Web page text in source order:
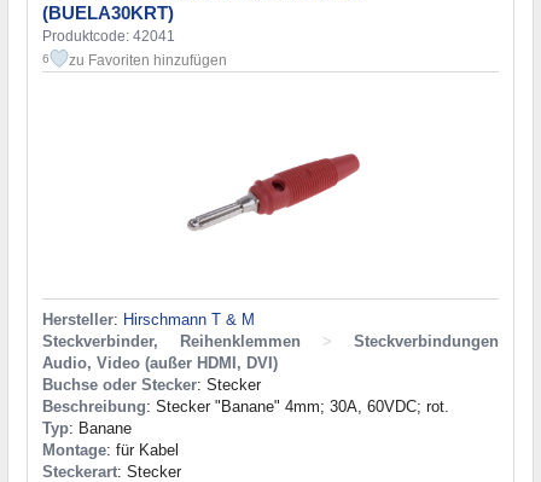
(BUELA30KRT)
Produktcode: 42041
6 zu Favoriten hinzufügen
Hersteller: Hirschmann T & M
Steckverbinder, Reihenklemmen
>
Steckverbindungen
Audio, Video (außer HDMI, DVI)
Buchse oder Stecker: Stecker
Beschreibung: Stecker "Banane" 4mm; 30A, 60VDC; rot.
Typ: Banane
Montage: für Kabel
Steckerart: Stecker